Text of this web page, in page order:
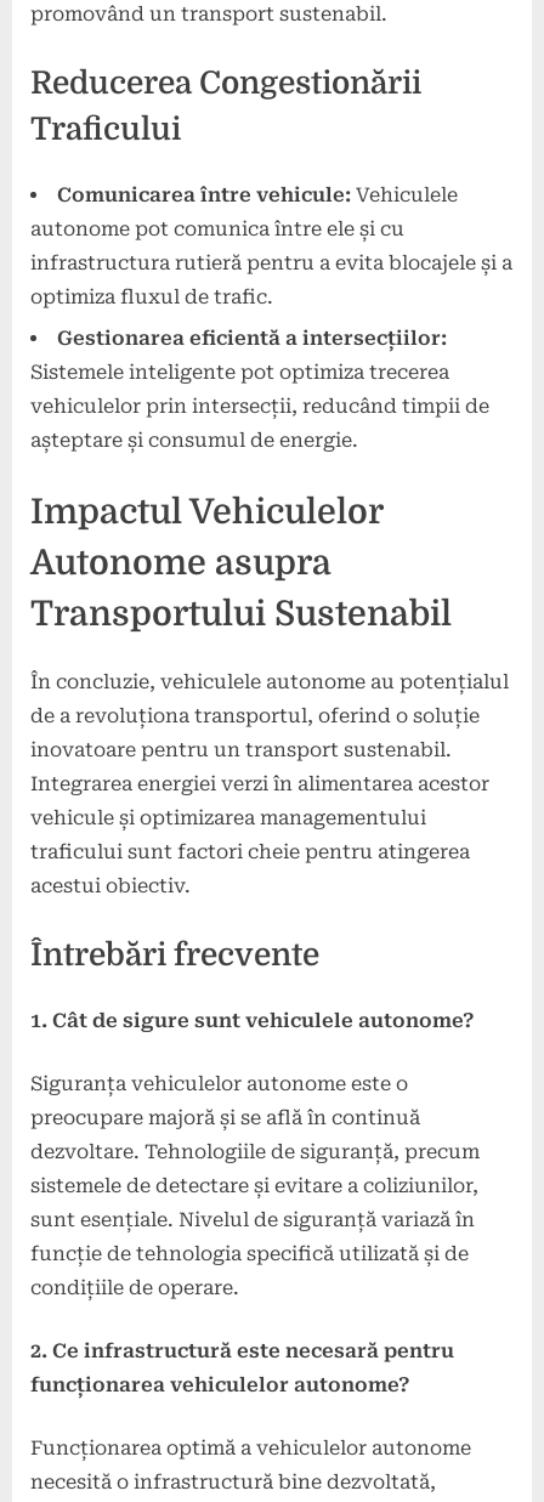
promovând un transport sustenabil.
Reducerea Congestionării
Traficului
Comunicarea între vehicule: Vehiculele
autonome pot comunica între ele și cu
infrastructura rutieră pentru a evita blocajele și a
optimiza fluxul de trafic.
Gestionarea eficientă a intersecțiilor:
Sistemele inteligente pot optimiza trecerea
vehiculelor prin intersecții, reducând timpii de
așteptare și consumul de energie.
Impactul Vehiculelor
Autonome asupra
Transportului Sustenabil
În concluzie, vehiculele autonome au potențialul
de a revoluționa transportul, oferind o soluție
inovatoare pentru un transport sustenabil.
Integrarea energiei verzi în alimentarea acestor
vehicule și optimizarea managementului
traficului sunt factori cheie pentru atingerea
acestui obiectiv.
Întrebări frecvente
1. Cât de sigure sunt vehiculele autonome?
Siguranța vehiculelor autonome este o
preocupare majoră și se află în continuă
dezvoltare. Tehnologiile de siguranță, precum
sistemele de detectare și evitare a coliziunilor,
sunt esențiale. Nivelul de siguranță variază în
funcție de tehnologia specifică utilizată și de
condițiile de operare.
2. Ce infrastructură este necesară pentru
funcționarea vehiculelor autonome?
Funcționarea optimă a vehiculelor autonome
necesită o infrastructură bine dezvoltată,